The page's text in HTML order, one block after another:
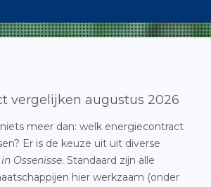
vergelijken augustus 2026
meer dan: welk energiecontract
Er is de keuze uit uit diverse
Ossenisse. Standaard zijn alle
hier werkzaam (onder